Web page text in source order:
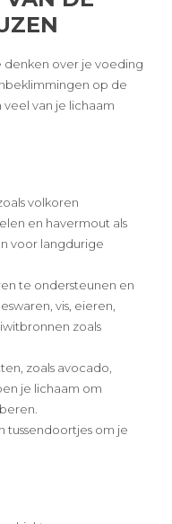
denken over je voeding
op de
van je lichaam
volkoren
en havermout als
voor langdurige
te ondersteunen en
vis, eieren,
zoals
zoals avocado,
je lichaam om
tussendoortjes om je